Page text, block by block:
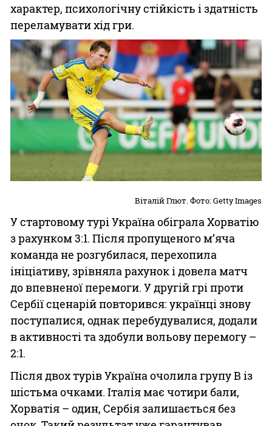
характер, психологічну стійкість і здатність
переламувати хід гри.
Віталій Глют. Фото: Getty Images
У стартовому турі Україна обіграла Хорватію
з рахунком 3:1. Після пропущеного м’яча
команда не розгубилася, перехопила
ініціативу, зрівняла рахунок і довела матч
до впевненої перемоги. У другій грі проти
Сербії сценарій повторився: українці знову
поступалися, однак перебудувалися, додали
в активності та здобули вольову перемогу –
2:1.
Після двох турів Україна очолила групу B із
шістьма очками. Італія має чотири бали,
Хорватія – один, Сербія залишається без